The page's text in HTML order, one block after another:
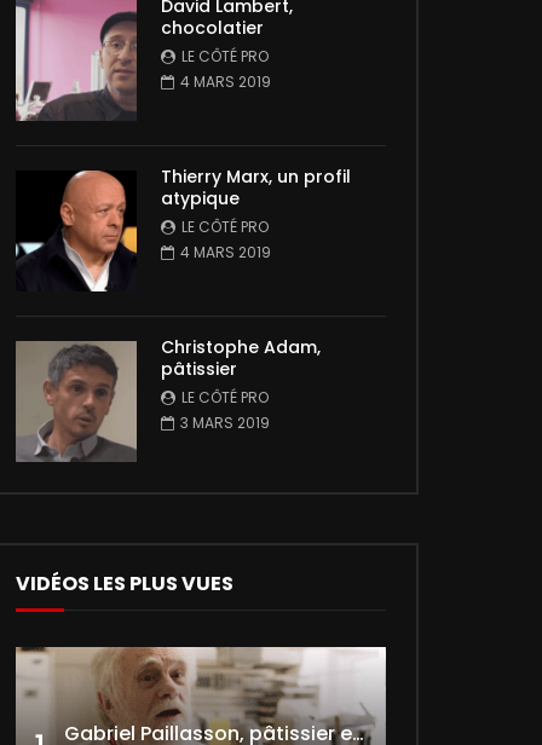
David Lambert,
chocolatier
LE CÔTÉ PRO
4 MARS 2019
Thierry Marx, un profil
atypique
LE CÔTÉ PRO
4 MARS 2019
Christophe Adam,
pâtissier
LE CÔTÉ PRO
3 MARS 2019
VIDÉOS LES PLUS VUES
Gabriel Paillasson, pâtissier et glacier